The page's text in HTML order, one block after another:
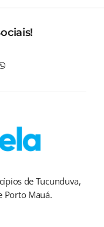
de Tucunduva,
Porto Mauá.